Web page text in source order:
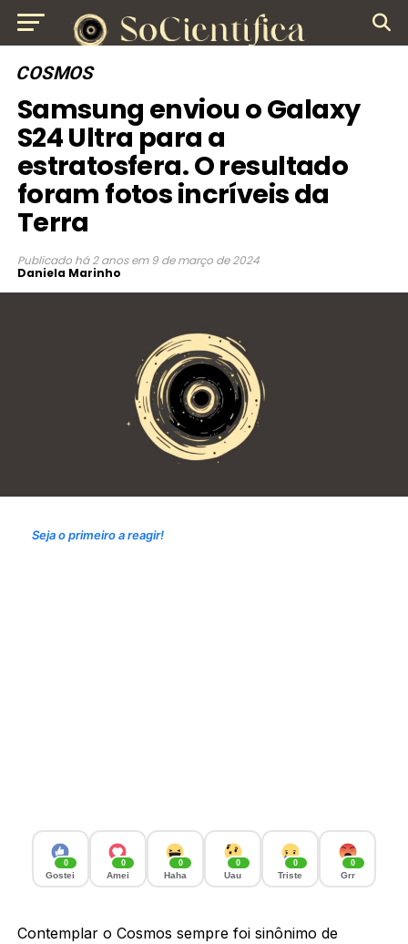
COSMOS
Samsung enviou o Galaxy
S24 Ultra para a
estratosfera. O resultado
foram fotos incríveis da
Terra
Publicado há 2 anos em 9 de março de 2024
Daniela Marinho
Seja o primeiro a reagir!
0
Gostei
0
Amei
0
Haha
0
Uau
0
Triste
0
Grr
Contemplar o Cosmos sempre foi sinônimo de